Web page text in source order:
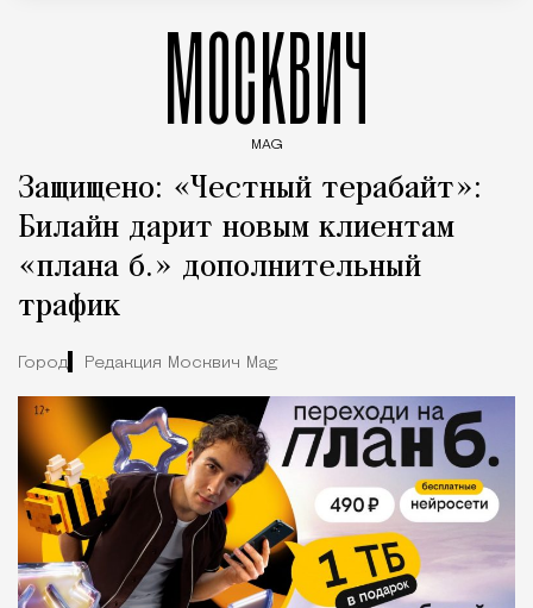
МОСКВИЧ
MAG
Защищено: «Честный терабайт»:
Билайн дарит новым клиентам
«плана б.» дополнительный
трафик
Город Редакция Москвич Mag